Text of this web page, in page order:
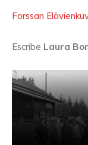
Forssan
Escribe Laura